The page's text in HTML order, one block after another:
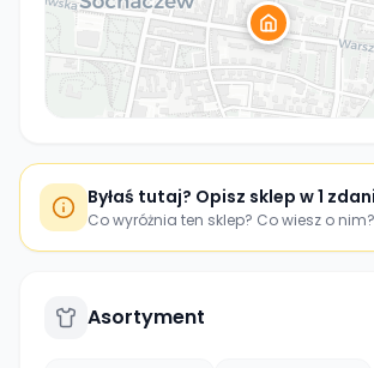
Byłaś tutaj? Opisz sklep w 1
Co wyróżnia ten sklep? Co wiesz o nim?
Asortyment